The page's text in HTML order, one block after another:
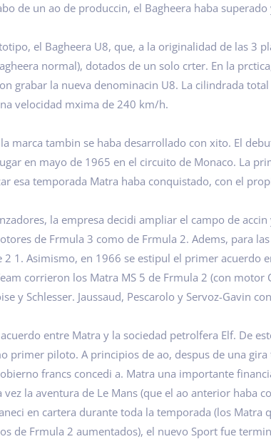
de un ao de produccin, el Bagheera haba
el Bagheera U8, que, a la originalidad de las 3
normal), dotados de un solo crter. En la
grabar la nueva denominacin U8. La cilindrada
velocidad mxima de 240 km/h.
marca tambin se haba desarrollado con xito. El
en mayo de 1965 en el circuito de Monaco. La
esa temporada Matra haba conquistado, con el
la empresa decidi ampliar el campo de
de Frmula 3 como de Frmula 2. Adems, para
1. Asimismo, en 1966 se estipul el primer acuerdo
corrieron los Matra MS 5 de Frmula 2 (con
y Schlesser. Jaussaud, Pescarolo y Servoz-Gavin
entre Matra y la sociedad petrolfera Elf. De
primer piloto. A principios de ao, despus de una
francs concedi a. Matra una importante
la aventura de Le Mans (que el ao anterior haba
en cartera durante toda la temporada (los
de Frmula 2 aumentados), el nuevo Sport fue